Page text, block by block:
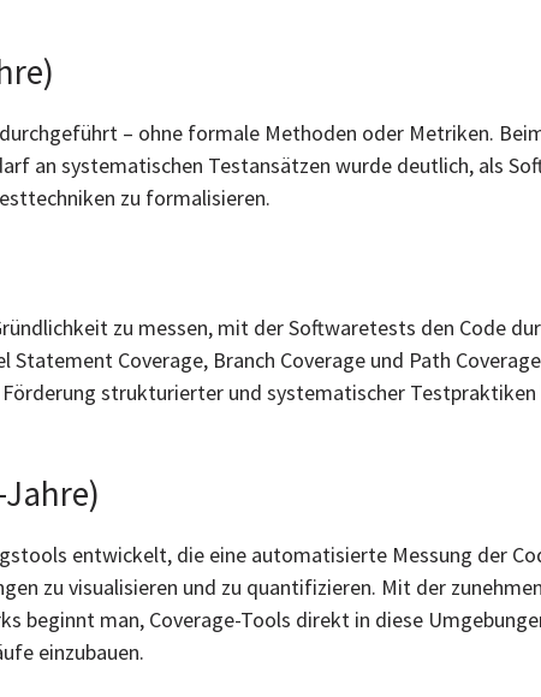
– ohne formale Methoden oder Metriken.
an systematischen Testansätzen wurde deutlich, als
zu formalisieren.
zu messen, mit der Softwaretests den Code
Coverage, Branch Coverage und Path
strukturierter und systematischer
entwickelt, die eine automatisierte Messung der
zu visualisieren und zu quantifizieren. Mit der
beginnt man, Coverage-Tools direkt in diese
einzubauen.